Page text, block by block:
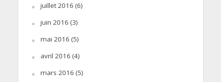
juillet 2016 (6)
juin 2016 (3)
mai 2016 (5)
avril 2016 (4)
mars 2016 (5)